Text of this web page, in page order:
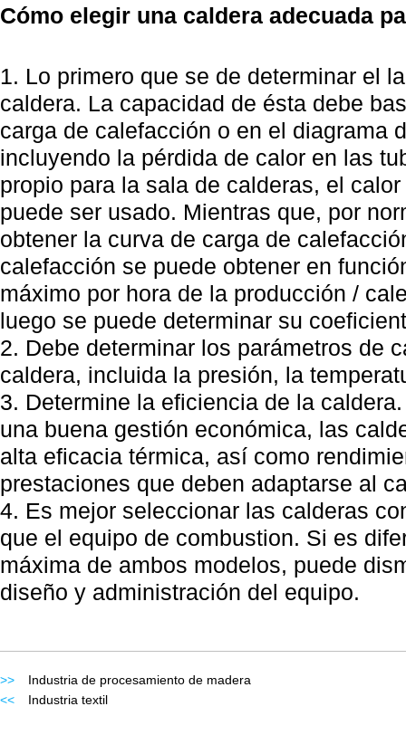
Cómo elegir una caldera adecuada
1. Lo primero que se de determinar el
caldera. La capacidad de ésta debe
carga de calefacción o en el diagrama
incluyendo la pérdida de calor en las
propio para la sala de calderas, el
puede ser usado. Mientras que, por
obtener la curva de carga de
calefacción se puede obtener en
máximo por hora de la producción /
luego se puede determinar su
2. Debe determinar los parámetros de
caldera, incluida la presión, la
3. Determine la eficiencia de la
una buena gestión económica, las
alta eficacia térmica, así como
prestaciones que deben adaptarse al
4. Es mejor seleccionar las calderas
que el equipo de combustion. Si es
máxima de ambos modelos, puede
diseño y administración del equipo.
>>
Industria de procesamiento de madera
<<
Industria textil